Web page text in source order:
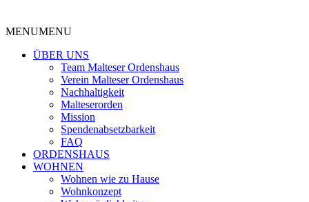
MENUMENU
ÜBER UNS
Team Malteser Ordenshaus
Verein Malteser Ordenshaus
Nachhaltigkeit
Malteserorden
Mission
Spendenabsetzbarkeit
FAQ
ORDENSHAUS
WOHNEN
Wohnen wie zu Hause
Wohnkonzept